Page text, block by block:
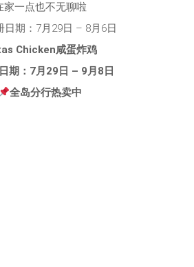
家一点也不无聊啦
日期：7月29日 – 8月6日
Chicken咸蛋炸鸡
期：7月29日 – 9月8日
全岛分行热卖中